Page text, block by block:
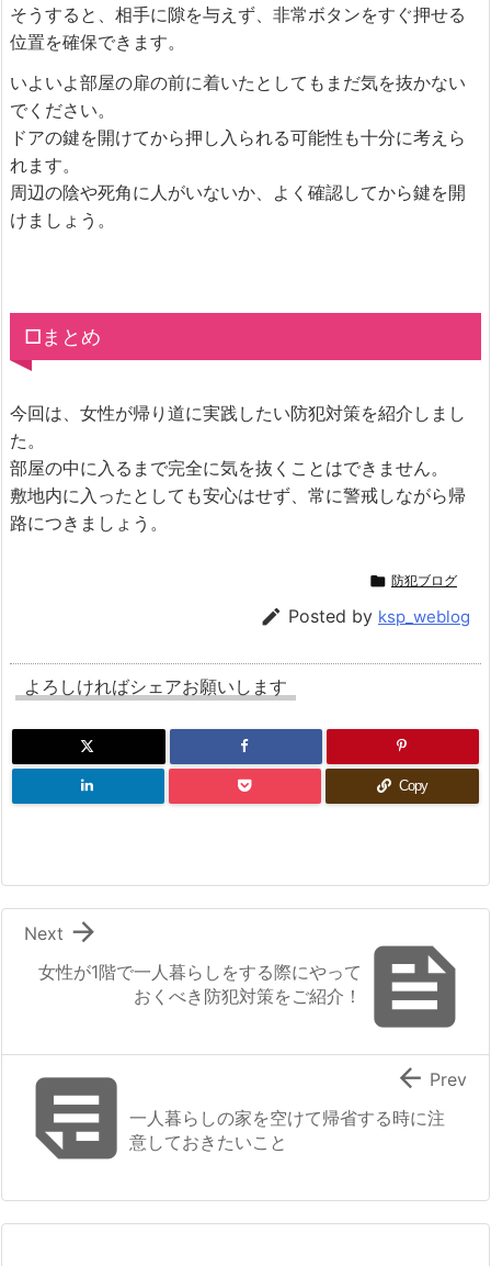
そうすると、相手に隙を与えず、非常ボタンをすぐ押せる
位置を確保できます。
いよいよ部屋の扉の前に着いたとしてもまだ気を抜かない
でください。
ドアの鍵を開けてから押し入られる可能性も十分に考えら
れます。
周辺の陰や死角に人がいないか、よく確認してから鍵を開
けましょう。
□まとめ
今回は、女性が帰り道に実践したい防犯対策を紹介しまし
た。
部屋の中に入るまで完全に気を抜くことはできません。
敷地内に入ったとしても安心はせず、常に警戒しながら帰
路につきましょう。
 防犯ブログ
 Posted by ksp_weblog
よろしければシェアお願いします
Copy

女性が1階で一人暮らしをする際にやって
おくべき防犯対策をご紹介！

Next
一人暮らしの家を空けて帰省する時に注
意しておきたいこと
 Prev